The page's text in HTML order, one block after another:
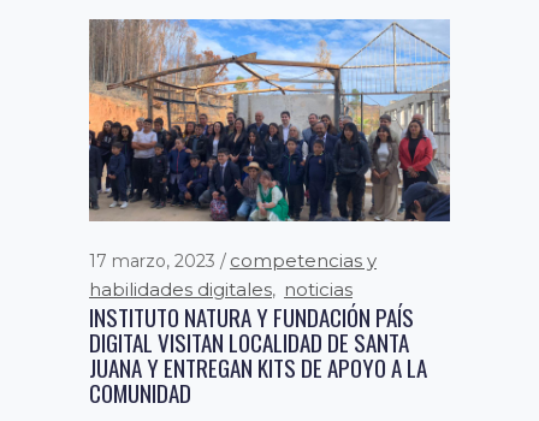
17 marzo, 2023
competencias y
habilidades digitales, noticias
INSTITUTO NATURA Y FUNDACIÓN PAÍS
DIGITAL VISITAN LOCALIDAD DE SANTA
JUANA Y ENTREGAN KITS DE APOYO A LA
COMUNIDAD
GUATEMALA ABRE PASO AL DESAFÍO DE
TRANSFORMACIÓN DE SUS PYMES A
TRAVÉS DE CHEQUEO DIGITAL
En la inauguración de la plataforma
desarrollada por Fundación País
Digital junto al Banco Interamericano
de Desarrollo...